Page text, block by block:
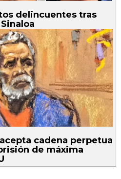
delincuentes tras
acepta cadena perpetua
de máxima